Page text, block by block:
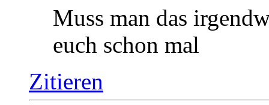
Muss man das
euch schon mal
Zitieren